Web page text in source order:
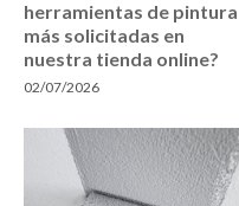
herramientas de pintura
más solicitadas en
nuestra tienda online?
02/07/2026